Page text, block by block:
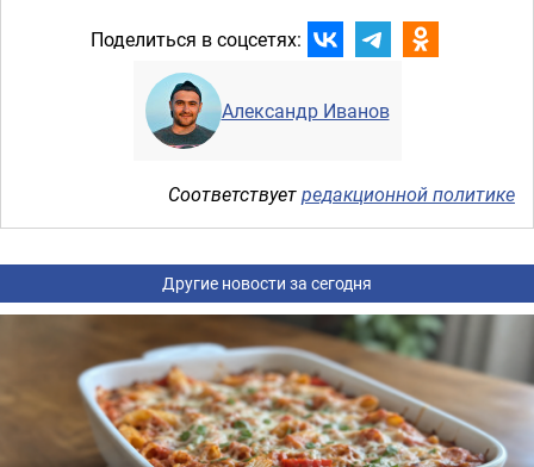
Поделиться в соцсетях:
Александр Иванов
Соответствуетредакционной политике
Другие новости за сегодня